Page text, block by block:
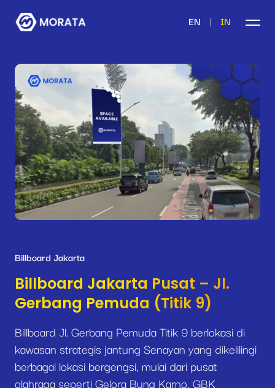
EN | IN
Billboard Jakarta
Billboard Jakarta Pusat – Jl.
Gerbang Pemuda (Titik 9)
Billboard Jl. Gerbang Pemuda Titik 9 berlokasi di
kawasan strategis jantung Senayan yang dikelilingi
berbagai lokasi bergengsi, mulai dari pusat
olahraga seperti Gelora Bung Karno, GBK